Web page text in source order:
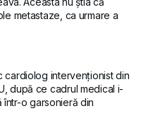
metastaze, ca urmare a
cardiolog intervenționist din
după ce cadrul medical i-
o garsonieră din